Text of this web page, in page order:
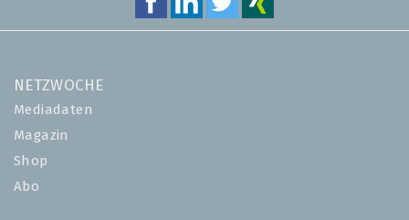
NETZWOCHE
Mediadaten
Magazin
Shop
Abo